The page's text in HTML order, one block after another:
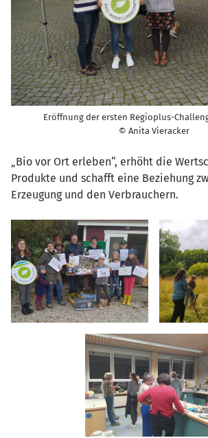
Eröffnung der ersten Regioplus-
© Anita Vieracker
„Bio vor Ort erleben“, erhöht die
Produkte und schafft eine Beziehung
Erzeugung und den Verbrauchern.